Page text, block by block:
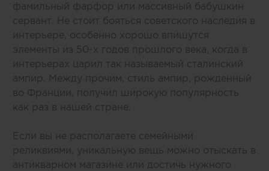
фамильный фарфор или массивный бабушкин
сервант. Не стоит бояться советского наследия в
интерьере, особенно хорошо впишутся
элементы из 50-х годов прошлого века, когда в
интерьерах царил так называемый сталинский
ампир. Между прочим, стиль ампир, рожденный
во Франции, получил широкую популярность
как раз в нашей стране.
Если вы не располагаете семейными
реликвиями, уникальную вещь можно отыскать в
антикварном магазине или достичь нужного